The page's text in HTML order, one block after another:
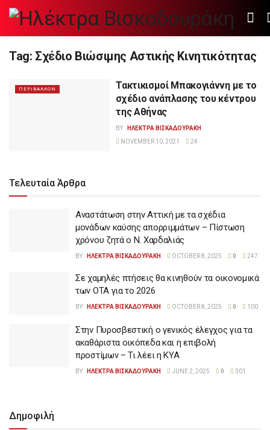
Tag: Σχέδιο Βιώσιμης Αστικής Κινητικότητας
ΠΕΡΙΒΑΛΛΟΝ
Τακτικισμοί Μπακογιάννη με το
σχέδιο ανάπλασης του κέντρου
της Αθήνας
BY
ΗΛΕΚΤΡΑ ΒΙΣΚΑΔΟΥΡΑΚΗ
NOVEMBER 10, 2021
24
Τελευταία Άρθρα
Αναστάτωση στην Αττική με τα σχέδια
μονάδων καύσης απορριμμάτων – Πίστωση
χρόνου ζητά ο Ν. Χαρδαλιάς
BY ΗΛΕΚΤΡΑ ΒΙΣΚΑΔΟΥΡΑΚΗ OCTOBER 8, 2025 0 247
Σε χαμηλές πτήσεις θα κινηθούν τα οικονομικά
των ΟΤΑ για το 2026
BY ΗΛΕΚΤΡΑ ΒΙΣΚΑΔΟΥΡΑΚΗ OCTOBER 8, 2025 0 100
Στην Πυροσβεστική ο γενικός έλεγχος για τα
ακαθάριστα οικόπεδα και η επιβολή
προστίμων – Τι λέει η ΚΥΑ
BY ΗΛΕΚΤΡΑ ΒΙΣΚΑΔΟΥΡΑΚΗ JUNE 2, 2025 0 301
Δημοφιλή